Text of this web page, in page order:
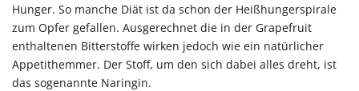
Hunger. So manche Diät ist da schon der Heißhungerspirale
zum Opfer gefallen. Ausgerechnet die in der Grapefruit
enthaltenen Bitterstoffe wirken jedoch wie ein natürlicher
Appetithemmer. Der Stoff, um den sich dabei alles dreht, ist
das sogenannte Naringin.